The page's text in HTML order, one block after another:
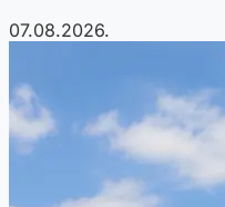
07.08.2026.